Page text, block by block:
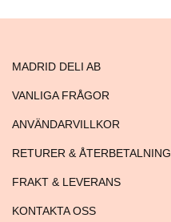
MADRID DELI AB
VANLIGA FRÅGOR
ANVÄNDARVILLKOR
RETURER & ÅTERBETALNING
FRAKT & LEVERANS
KONTAKTA OSS